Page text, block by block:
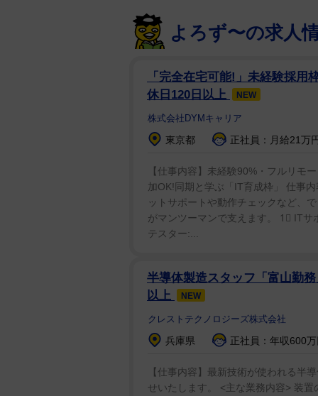
よろず〜の求人
「完全在宅可能!」未経験採用
休日120日以上
NEW
株式会社DYMキャリア
東京都 正社員：月給21万
【仕事内容】未経験90%・フルリモ
加OK!同期と学ぶ「IT育成枠」 仕事
ットサポートや動作チェックなど、
がマンツーマンで支えます。 1⃣ IT
テスター:...
半導体製造スタッフ「富山勤
以上
NEW
クレストテクノロジーズ株式会社
兵庫県 正社員：年収600
【仕事内容】最新技術が使われる半
せいたします。 <主な業務内容> 装